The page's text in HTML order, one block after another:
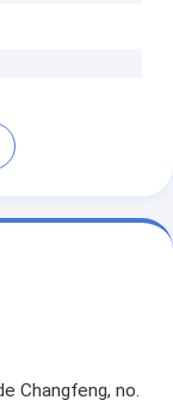
Changfeng, no.